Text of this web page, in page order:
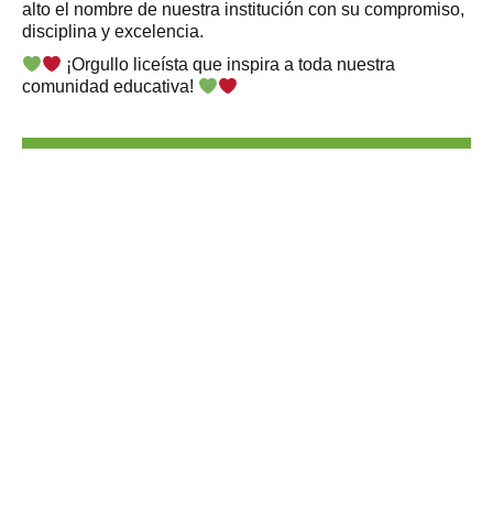
alto el nombre de nuestra institución con su compromiso,
disciplina y excelencia.
¡Orgullo liceísta que inspira a toda nuestra
comunidad educativa!